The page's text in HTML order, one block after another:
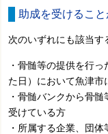
助成を受けるこ
次のいずれにも該当す
・骨髄等の提供を行
た日）において魚津
・骨髄バンクから骨
受けている方
・所属する企業、団